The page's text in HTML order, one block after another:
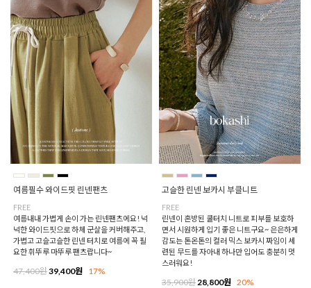
여름필수 와이드핏 린넨팬츠
FREE
여름내내 가볍게 손이 가는 린넨팬츠에요! 넉
넉한 와이드핏으로 하체 군살을 커버해주고,
가볍고 고슬고슬한 린넨 터치로 여름에 꼭 필
요한 휘뚜루 마뚜루 팬츠랍니다~
47,400원39,400원 17%
고슬한 린넨 보카시 부클니트
FREE
린넨이 혼방된 쿨터치 니트로 피부를 보호하
면서 시원하게 입기 좋은 니트구요~ 은은하게
감도는 톤온톤의 컬러 믹스 보카시 짜임이 세
련된 무드를 자아내 하나만 입어도 충분히 멋
스러워요!
35,900원 28,800원 20%